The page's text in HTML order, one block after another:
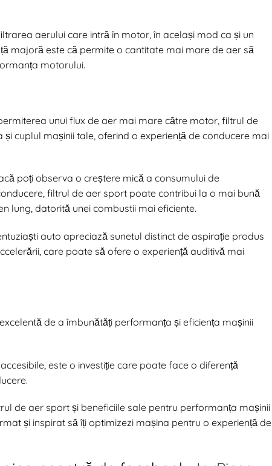
aerului care intră în motor, în același mod ca și un
majoră este că permite o cantitate mai mare de aer să
motorului.
unui flux de aer mai mare către motor, filtrul de
cuplul mașinii tale, oferind o experiență de conducere mai
poți observa o creștere mică a consumului de
filtrul de aer sport poate contribui la o mai bună
lung, datorită unei combustii mai eficiente.
auto apreciază sunetul distinct de aspirație produs
care poate să ofere o experiență auditivă mai
de a îmbunătăți performanța și eficiența mașinii
este o investiție care poate face o diferență
de aer sport și beneficiile sale pentru performanța mașinii
și inspirat să îți optimizezi mașina pentru o experiență de